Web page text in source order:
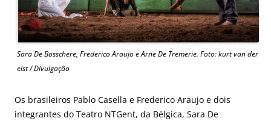
Sara De Bosschere, Frederico Araujo e Arne De Tremerie. Foto: kurt van der
elst / Divulgação
Os brasileiros Pablo Casella e Frederico Araujo e dois
integrantes do Teatro NTGent, da Bélgica, Sara De